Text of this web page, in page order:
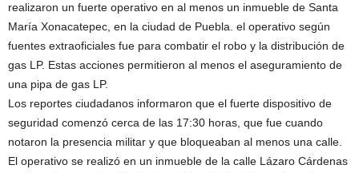
realizaron un fuerte operativo en al menos un inmueble de Santa
María Xonacatepec, en la ciudad de Puebla. el operativo según
fuentes extraoficiales fue para combatir el robo y la distribución de
gas LP. Estas acciones permitieron al menos el aseguramiento de
una pipa de gas LP.
Los reportes ciudadanos informaron que el fuerte dispositivo de
seguridad comenzó cerca de las 17:30 horas, que fue cuando
notaron la presencia militar y que bloqueaban al menos una calle.
El operativo se realizó en un inmueble de la calle Lázaro Cárdenas